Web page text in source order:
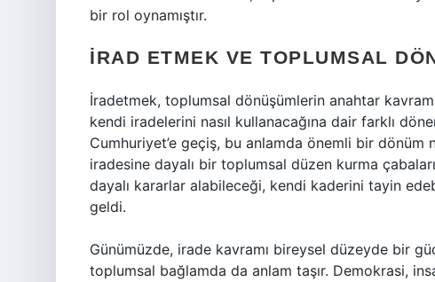
bir rol oynamıştır.
İRAD ETMEK VE TOPLUMSAL
İradetmek, toplumsal dönüşümlerin anahtar
kendi iradelerini nasıl kullanacağına dair farklı
Cumhuriyet’e geçiş, bu anlamda önemli bir dönüm
iradesine dayalı bir toplumsal düzen kurma
dayalı kararlar alabileceği, kendi kaderini tayin
geldi.
Günümüzde, irade kavramı bireysel düzeyde bir
toplumsal bağlamda da anlam taşır. Demokrasi,